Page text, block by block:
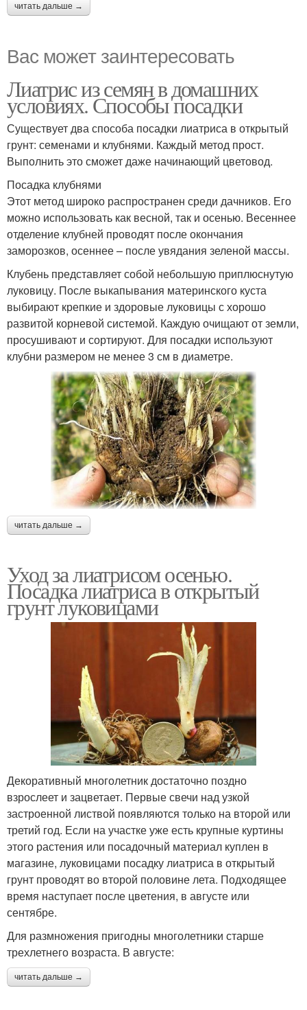
читать дальше →
Вас может заинтересовать
Лиатрис из семян в домашних
условиях. Способы посадки
Существует два способа посадки лиатриса в открытый
грунт: семенами и клубнями. Каждый метод прост.
Выполнить это сможет даже начинающий цветовод.
Посадка клубнями
Этот метод широко распространен среди дачников. Его
можно использовать как весной, так и осенью. Весеннее
отделение клубней проводят после окончания
заморозков, осеннее – после увядания зеленой массы.
Клубень представляет собой небольшую приплюснутую
луковицу. После выкапывания материнского куста
выбирают крепкие и здоровые луковицы с хорошо
развитой корневой системой. Каждую очищают от земли,
просушивают и сортируют. Для посадки используют
клубни размером не менее 3 см в диаметре.
читать дальше →
Уход за лиатрисом осенью.
Посадка лиатриса в открытый
грунт луковицами
Декоративный многолетник достаточно поздно
взрослеет и зацветает. Первые свечи над узкой
застроенной листвой появляются только на второй или
третий год. Если на участке уже есть крупные куртины
этого растения или посадочный материал куплен в
магазине, луковицами посадку лиатриса в открытый
грунт проводят во второй половине лета. Подходящее
время наступает после цветения, в августе или
сентябре.
Для размножения пригодны многолетники старше
трехлетнего возраста. В августе:
читать дальше →